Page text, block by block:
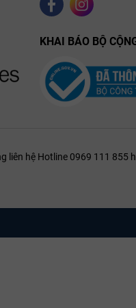
KHAI BÁO BỘ
liên hệ Hotline 0969 111 855